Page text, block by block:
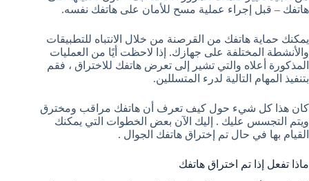
هاتفك – قبل إجراء عملية مسح للأمان على هاتفك نفسه.
يمكنك حماية هاتفك من القرصنة من خلال الانتباه للتطبيقات
والأنشطة المختلفة على جهازك. إذا لاحظت أيًا من العمليات
المذكورة أعلاه والتي تشير إلى تعرض هاتفك للاختراق ، فقم
بتنفيذ المهام التالية لدرء المتسللين.
كان هذا كل شيء حول كيف تعرف أن هاتفك مراقب ومخترق
ويتم التجسس عليك . إليك الآن بعض الخطوات التي يمكنك
القيام بها في حال تم إختراق هاتفك الجوال .
ماذا تفعل إذا تم اختراق هاتفك